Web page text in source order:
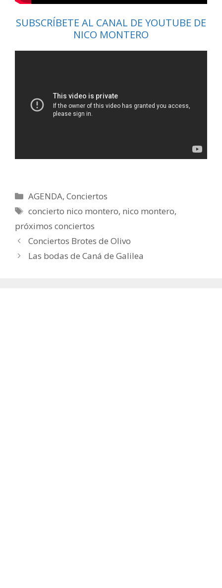
SUBSCRÍBETE AL CANAL DE YOUTUBE DE
NICO MONTERO
Categorías
AGENDA,Conciertos
Etiquetas
concierto nico montero, nico montero,
próximos conciertos
Conciertos Brotes de Olivo
Las bodas de Caná de Galilea